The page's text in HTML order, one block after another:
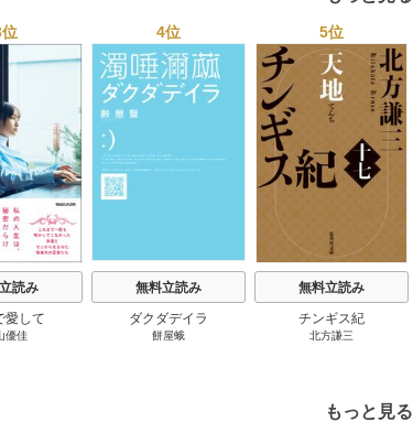
っさん５０人の体験から
学ぶ★夢のようなエロい
楽園３０ 1巻
読み
愛して
優佳
4位
無料立読み
ダクダデイラ
餅屋蛾
5位
無料立読み
チンギス紀
北方謙三
もっと見る